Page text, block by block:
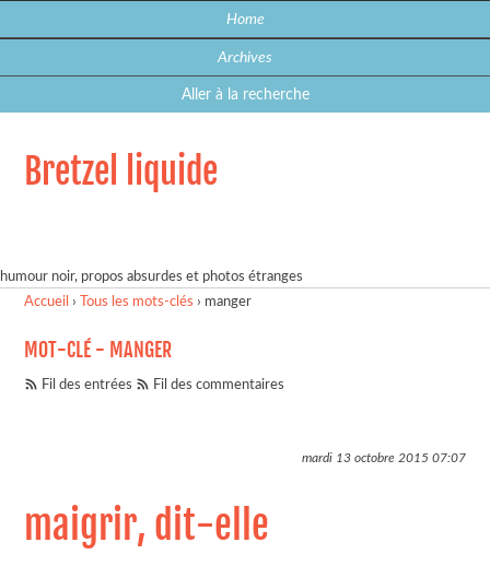
Home
Archives
Aller à la recherche
Bretzel liquide
humour noir, propos absurdes et photos étranges
Accueil › Tous les mots-clés › manger
MOT-CLÉ - MANGER
Fil des entrées Fil des commentaires
mardi 13 octobre 201507:07
maigrir, dit-elle